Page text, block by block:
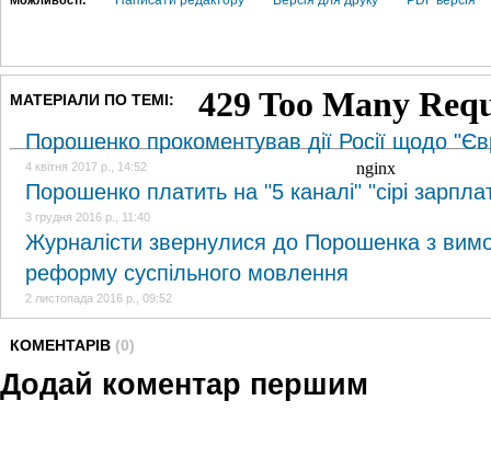
МАТЕРІАЛИ ПО ТЕМІ:
Порошенко прокоментував дії Росії щодо
4 квітня 2017 р., 14:52
Порошенко платить на "5 каналі" "сірі
3 грудня 2016 р., 11:40
Журналісти звернулися до Порошенка з
реформу суспільного мовлення
2 листопада 2016 р., 09:52
КОМЕНТАРІВ (0)
Додай коментар першим